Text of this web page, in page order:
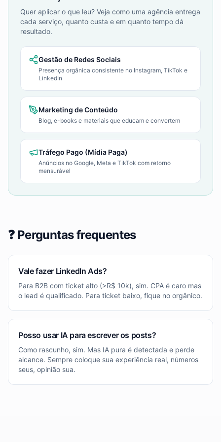
Quer aplicar o que leu? Veja como uma agência entrega
cada serviço, quanto custa e em quanto tempo dá
resultado.
Gestão de Redes Sociais
Presença orgânica consistente no Instagram, TikTok e
LinkedIn
Marketing de Conteúdo
Blog, e-books e materiais que educam e convertem
Tráfego Pago (Mídia Paga)
Anúncios no Google, Meta e TikTok com retorno
mensurável
❓ Perguntas frequentes
Vale fazer LinkedIn Ads?
Para B2B com ticket alto (>R$ 10k), sim. CPA é caro mas
o lead é qualificado. Para ticket baixo, fique no orgânico.
Posso usar IA para escrever os posts?
Como rascunho, sim. Mas IA pura é detectada e perde
alcance. Sempre coloque sua experiência real, números
seus, opinião sua.